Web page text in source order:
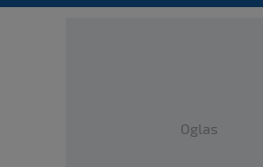
Oglas